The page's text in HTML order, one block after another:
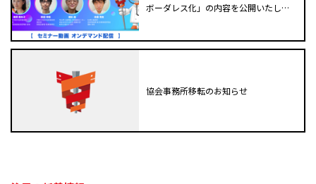
ボーダレス化」の内容を公開いたし…
協会事務所移転のお知らせ